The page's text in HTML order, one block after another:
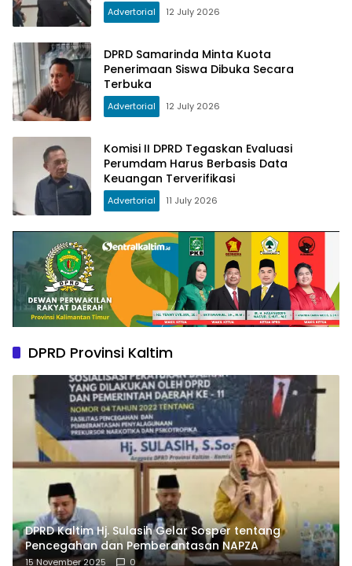
Advertorial 12 July 2026
DPRD Samarinda Minta Kuota
Penerimaan Siswa Dibuka Secara
Terbuka
Advertorial 12 July 2026
Komisi II DPRD Tegaskan Evaluasi
Perumdam Harus Berbasis Data
Keuangan Terverifikasi
Advertorial 11 July 2026
DPRD Provinsi Kaltim
DPRD Kaltim Hj. Sulasih Gelar Sosper tentang
Pencegahan dan Pemberantasan NAPZA
15 November 2025 0